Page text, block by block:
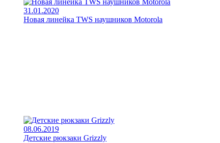
31.01.2020
Новая линейка TWS наушников Motorola
08.06.2019
Детские рюкзаки Grizzly